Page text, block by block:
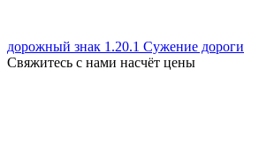
дорожный знак 1.20.1 Сужение дороги
Свяжитесь с нами насчёт цены